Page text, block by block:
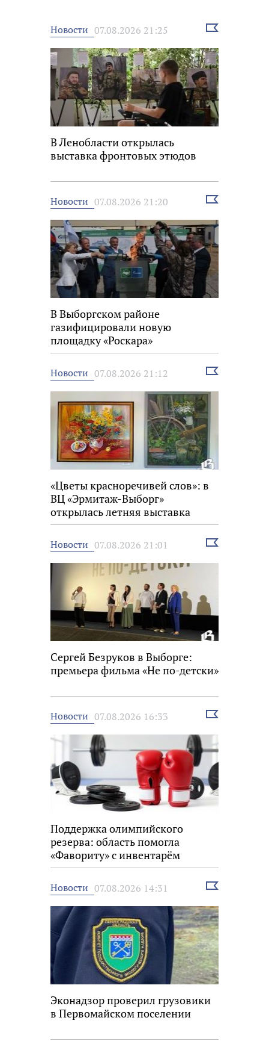
Новости 07.08.2026 21:25
Выбрать
В Ленобласти открылась
выставка фронтовых этюдов
Новости 07.08.2026 21:20
Выбрать
В Выборгском районе
газифицировали новую
площадку «Роскара»
Новости 07.08.2026 21:12
Выбрать
«Цветы красноречивей слов»: в
ВЦ «Эрмитаж-Выборг»
открылась летняя выставка
Новости 07.08.2026 21:01
Выбрать
Сергей Безруков в Выборге:
премьера фильма «Не по-детски»
Новости 07.08.2026 16:33
Выбрать
Поддержка олимпийского
резерва: область помогла
«Фавориту» с инвентарём
Новости 07.08.2026 14:31
Выбрать
Эконадзор проверил грузовики
в Первомайском поселении